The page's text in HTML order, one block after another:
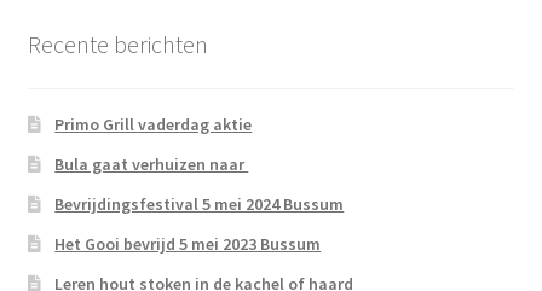
Recente berichten
Primo Grill vaderdag aktie
Bula gaat verhuizen naar
Bevrijdingsfestival 5 mei 2024 Bussum
Het Gooi bevrijd 5 mei 2023 Bussum
Leren hout stoken in de kachel of haard